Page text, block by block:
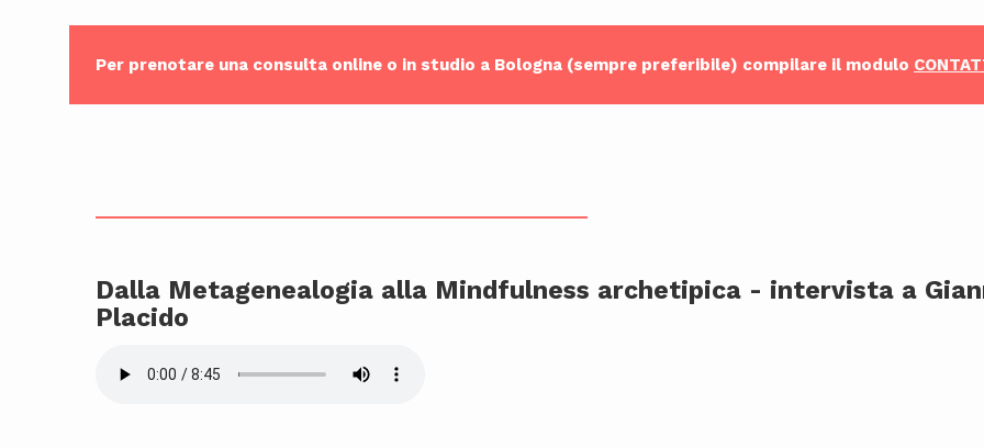
Per prenotare una consulta online o in studio a Bologna (sempre preferibile) compilare il modulo
Dalla Metagenealogia alla Mindfulness archetipica - intervista a
Placido